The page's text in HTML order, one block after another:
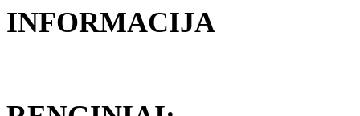
INFORMACIJA